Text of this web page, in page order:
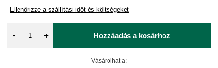
Ellenőrizze a szállítási időt és költségeket
- + Hozzáadás a kosárhoz
Vásárolhat a: